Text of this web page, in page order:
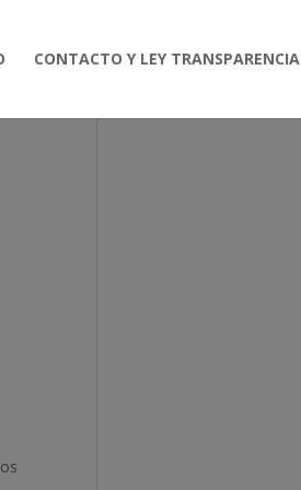
CONTACTO Y LEY TRANSPARENCIA